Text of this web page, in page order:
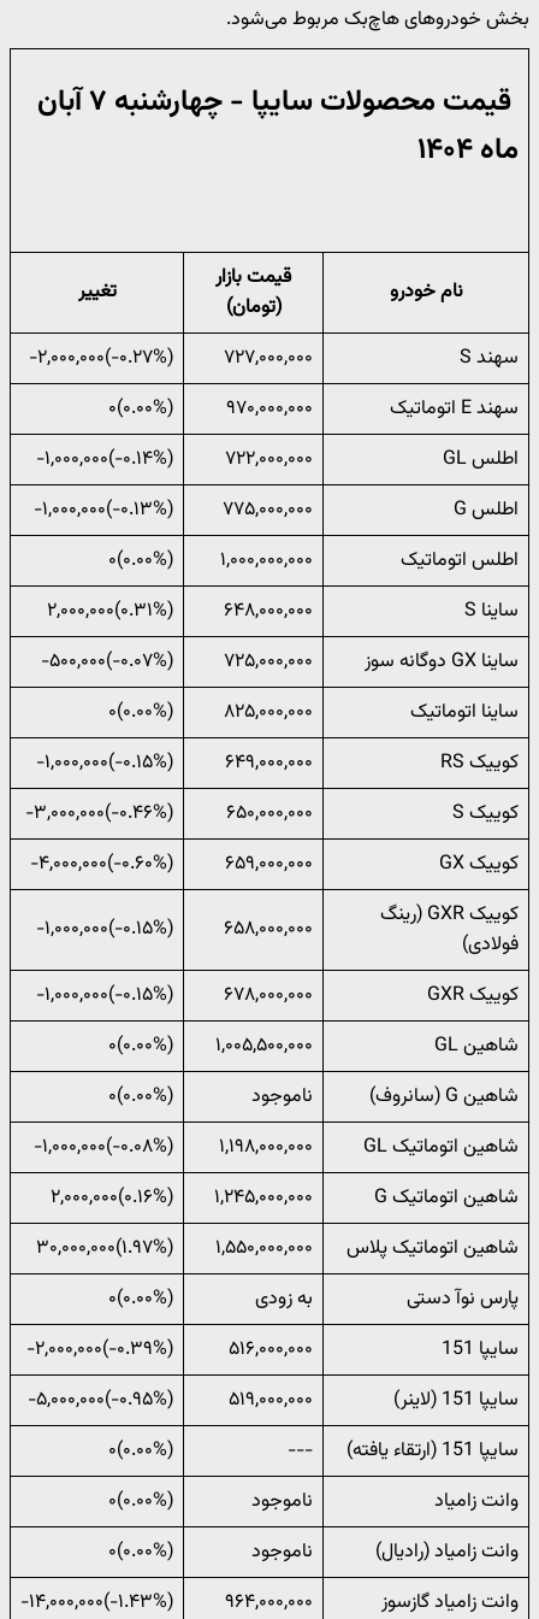
بخش خودروهای هاچ‌بک مربوط می‌شود.
قیمت محصولات سایپا - چهارشنبه ۷ آبان
ماه ۱۴۰۴
نام خودرو
قیمت بازار
(تومان)
تغییر
سهند S ۷۲۷,۰۰۰,۰۰۰
(‎-۰.۲۷%‌)‎-۲,۰۰۰,۰۰۰‌
سهند E اتوماتیک
۹۷۰,۰۰۰,۰۰۰
(۰.۰۰%)۰
اطلس GL
۷۲۲,۰۰۰,۰۰۰
(‎-۰.۱۴%‌)‎-۱,۰۰۰,۰۰۰‌
اطلس G
۷۷۵,۰۰۰,۰۰۰
(‎-۰.۱۳%‌)‎-۱,۰۰۰,۰۰۰‌
اطلس اتوماتیک
۱,۰۰۰,۰۰۰,۰۰۰
(۰.۰۰%)۰
ساینا S
۶۴۸,۰۰۰,۰۰۰
(‎۰.۳۱%‌)‎۲,۰۰۰,۰۰۰‌
ساینا GX دوگانه سوز
۷۲۵,۰۰۰,۰۰۰
(‎-۰.۰۷%‌)‎-۵۰۰,۰۰۰‌
ساینا اتوماتیک
۸۲۵,۰۰۰,۰۰۰
(۰.۰۰%)۰
کوییک RS
۶۴۹,۰۰۰,۰۰۰
(‎-۰.۱۵%‌)‎-۱,۰۰۰,۰۰۰‌
کوییک S
۶۵۰,۰۰۰,۰۰۰
(‎-۰.۴۶%‌)‎-۳,۰۰۰,۰۰۰‌
کوییک GX
۶۵۹,۰۰۰,۰۰۰
(‎-۰.۶۰%‌)‎-۴,۰۰۰,۰۰۰‌
کوییک GXR (رینگ
فولادی)
۶۵۸,۰۰۰,۰۰۰ (‎-۰.۱۵%‌)‎-۱,۰۰۰,۰۰۰‌
کوییک GXR ۶۷۸,۰۰۰,۰۰۰
(‎-۰.۱۵%‌)‎-۱,۰۰۰,۰۰۰‌
شاهین GL
۱,۰۰۵,۵۰۰,۰۰۰
(۰.۰۰%)۰
شاهین G (سانروف)
ناموجود
(۰.۰۰%)۰
شاهین اتوماتیک GL
۱,۱۹۸,۰۰۰,۰۰۰
(‎-۰.۰۸%‌)‎-۱,۰۰۰,۰۰۰‌
شاهین اتوماتیک G
۱,۲۴۵,۰۰۰,۰۰۰
(‎۰.۱۶%‌)‎۲,۰۰۰,۰۰۰‌
شاهین اتوماتیک پلاس
۱,۵۵۰,۰۰۰,۰۰۰
(‎۱.۹۷%‌)‎۳۰,۰۰۰,۰۰۰‌
پارس نوآ دستی
به زودی
(۰.۰۰%)۰
سایپا 151
۵۱۶,۰۰۰,۰۰۰
(‎-۰.۳۹%‌)‎-۲,۰۰۰,۰۰۰‌
سایپا 151 (لاینر)
۵۱۹,۰۰۰,۰۰۰
(‎-۰.۹۵%‌)‎-۵,۰۰۰,۰۰۰‌
سایپا 151 (ارتقاء یافته)
---
(۰.۰۰%)۰
وانت زامیاد
ناموجود
(۰.۰۰%)۰
وانت زامیاد (رادیال)
ناموجود
(۰.۰۰%)۰
وانت زامیاد گازسوز
۹۶۴,۰۰۰,۰۰۰ (‎-۱.۴۳%‌)‎-۱۴,۰۰۰,۰۰۰‌